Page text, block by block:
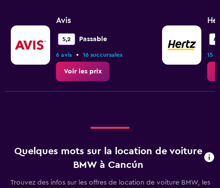
Avis
5,2 Passable
6 avis • 16 succursales
Voir les prix
15
Quelques mots sur la location de voiture
BMW à Cancún
Trouvez des infos sur les offres de location de voiture BMW, les